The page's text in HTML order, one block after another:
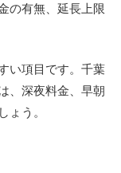
の有無、延長上限
い項目です。千葉
、深夜料金、早朝
ょう。